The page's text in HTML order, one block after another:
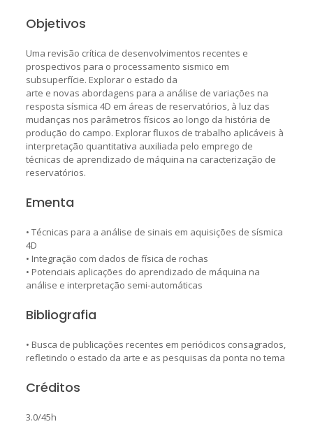
Objetivos
Uma revisão crítica de desenvolvimentos recentes e
prospectivos para o processamento sismico em
subsuperfície. Explorar o estado da
arte e novas abordagens para a análise de variações na
resposta sísmica 4D em áreas de reservatórios, à luz das
mudanças nos parâmetros físicos ao longo da história de
produção do campo. Explorar fluxos de trabalho aplicáveis à
interpretação quantitativa auxiliada pelo emprego de
técnicas de aprendizado de máquina na caracterização de
reservatórios.
Ementa
• Técnicas para a análise de sinais em aquisições de sísmica
4D
• Integração com dados de física de rochas
• Potenciais aplicações do aprendizado de máquina na
análise e interpretação semi-automáticas
Bibliografia
• Busca de publicações recentes em periódicos consagrados,
refletindo o estado da arte e as pesquisas da ponta no tema
Créditos
3.0/45h